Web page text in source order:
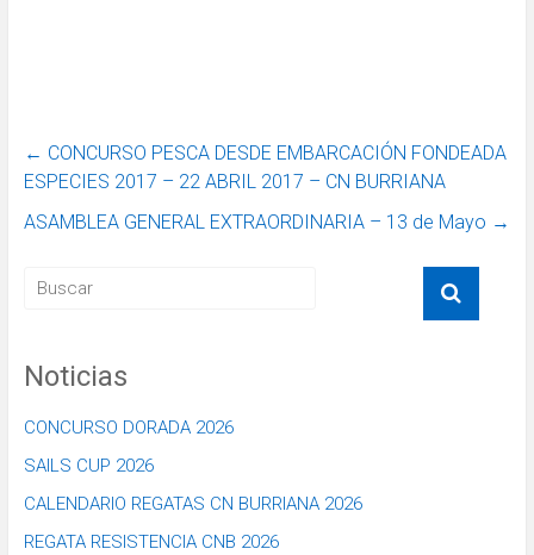
← CONCURSO PESCA DESDE EMBARCACIÓN FONDEADA
ESPECIES 2017 – 22 ABRIL 2017 – CN BURRIANA
ASAMBLEA GENERAL EXTRAORDINARIA – 13 de Mayo →
Noticias
CONCURSO DORADA 2026
SAILS CUP 2026
CALENDARIO REGATAS CN BURRIANA 2026
REGATA RESISTENCIA CNB 2026